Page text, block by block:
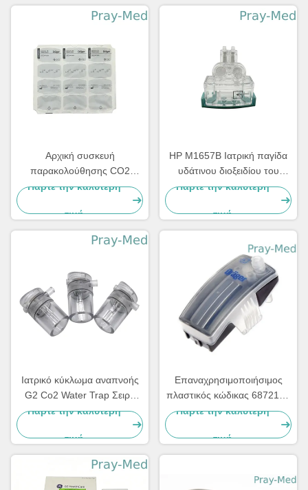
14100-00
Αρχική συσκευή
παρακολούθησης CO2
Drager WaterLock 2
Πάρτε την καλύτερη
τιμή
HP M1657B Ιατρική παγίδα
υδάτινου διοξειδίου του
άνθρακα Διαφανής ενήλικας
Παιδιατρική 989803110871
Πάρτε την καλύτερη
τιμή
Ιατρικό κύκλωμα αναπνοής
G2 Co2 Water Trap Σειρά
Edan IM60 IM70 IM80
Πάρτε την καλύτερη
τιμή
Επαναχρησιμοποιήσιμος
πλαστικός κώδικας 6872130
Waterlock παγίδων νερού
Πάρτε την καλύτερη
τιμή